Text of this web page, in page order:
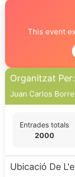
This event
Organitzat Per:
Juan Carlos
Entrades totals
2000
Ubicació De